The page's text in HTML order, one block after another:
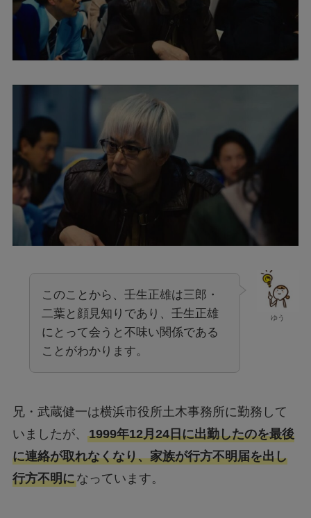
ゆう
このことから、壬生正雄は三郎・
二葉と顔見知りであり、壬生正雄
にとって会うと不味い関係である
ことがわかります。
兄・武蔵健一は横浜市役所土木事務所に勤務して
いましたが、 1999年12月24日に出勤したのを最後
に連絡が取れなくなり、家族が行方不明届を出し
行方不明になっています。